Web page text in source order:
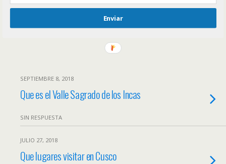
Enviar
SEPTIEMBRE 8, 2018
Que es el Valle Sagrado de los Incas
SIN RESPUESTA
JULIO 27, 2018
Que lugares visitar en Cusco